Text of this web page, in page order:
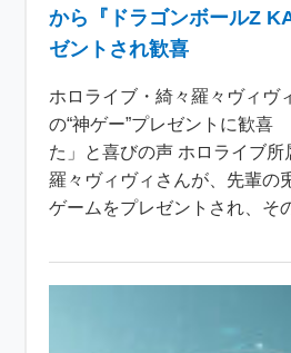
から『ドラゴンボールZ
ゼントされ歓喜
ホロライブ・綺々羅々ヴィヴ
の“神ゲー”プレゼントに歓喜
た」と喜びの声 ホロライブ所
羅々ヴィヴィさんが、先輩の
ゲームをプレゼントされ、そ